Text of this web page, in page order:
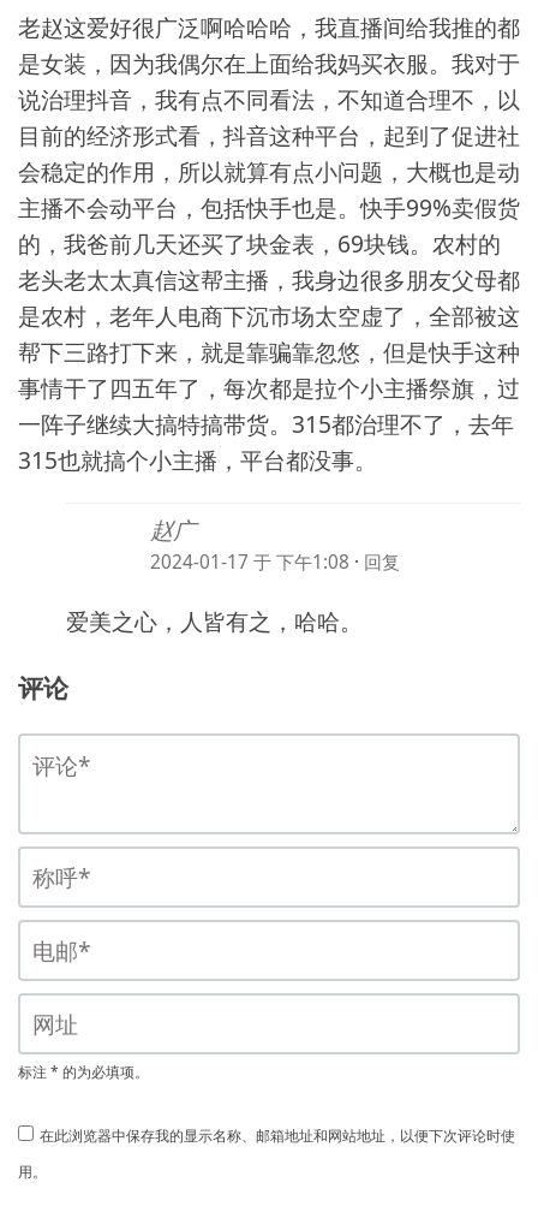
老赵这爱好很广泛啊哈哈哈，我直播间给我推的都
是女装，因为我偶尔在上面给我妈买衣服。我对于
说治理抖音，我有点不同看法，不知道合理不，以
目前的经济形式看，抖音这种平台，起到了促进社
会稳定的作用，所以就算有点小问题，大概也是动
主播不会动平台，包括快手也是。快手99%卖假货
的，我爸前几天还买了块金表，69块钱。农村的
老头老太太真信这帮主播，我身边很多朋友父母都
是农村，老年人电商下沉市场太空虚了，全部被这
帮下三路打下来，就是靠骗靠忽悠，但是快手这种
事情干了四五年了，每次都是拉个小主播祭旗，过
一阵子继续大搞特搞带货。315都治理不了，去年
315也就搞个小主播，平台都没事。
赵广
2024-01-17 于 下午1:08 · 回复
爱美之心，人皆有之，哈哈。
评论
标注 * 的为必填项。
在此浏览器中保存我的显示名称、邮箱地址和网站地址，以便下次评论时使
用。